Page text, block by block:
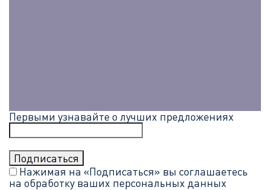
Первыми узнавайте о лучших предложениях
Нажимая на «Подписаться» вы соглашаетесь
на обработку ваших персональных данных